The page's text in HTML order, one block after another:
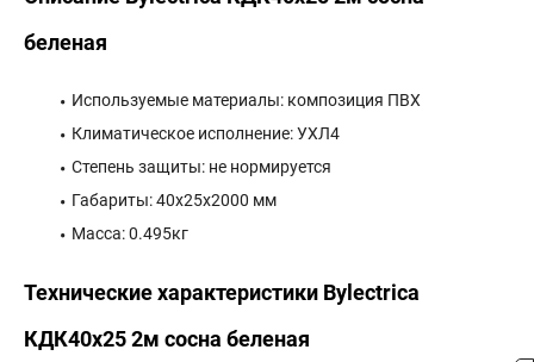
беленая
Используемые материалы: композиция ПВХ
Климатическое исполнение: УХЛ4
Степень защиты: не нормируется
Габариты: 40x25x2000 мм
Масса: 0.495кг
Технические характеристики Bylectrica
КДК40х25 2м сосна беленая